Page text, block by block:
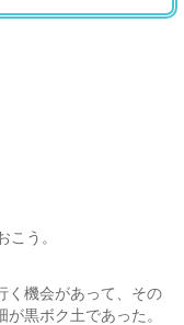
う。
く機会があって、その
黒ボク土であった。